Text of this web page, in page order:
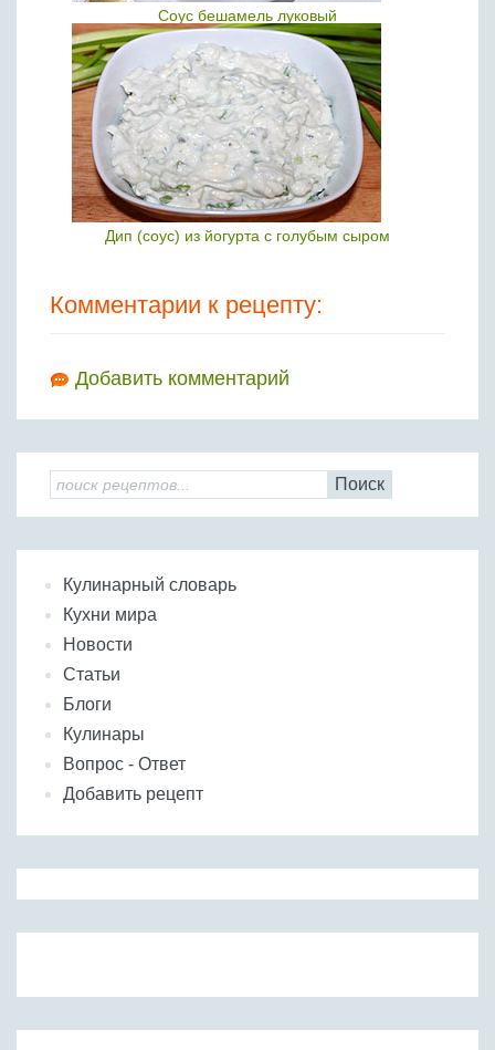
Соус бешамель луковый
Дип (соус) из йогурта с голубым сыром
Комментарии к рецепту:
Добавить комментарий
Поиск
Кулинарный словарь
Кухни мира
Новости
Статьи
Блоги
Кулинары
Вопрос - Ответ
Добавить рецепт